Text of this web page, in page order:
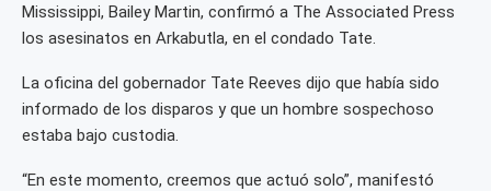
Mississippi, Bailey Martin, confirmó a The Associated Press
los asesinatos en Arkabutla, en el condado Tate.
La oficina del gobernador Tate Reeves dijo que había sido
informado de los disparos y que un hombre sospechoso
estaba bajo custodia.
“En este momento, creemos que actuó solo”, manifestó